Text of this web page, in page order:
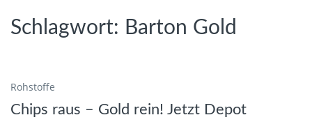
Schlagwort: Barton Gold
Rohstoffe
Chips raus – Gold rein! Jetzt Depot